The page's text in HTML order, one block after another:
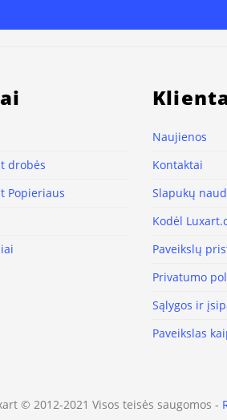
drobės
Popieriaus
Naujienos
Kontaktai
Slapukų
Kodėl
Paveikslų
Privatumo
Sąlygos ir
Paveikslas
© 2012-2021 Visos teisės saugomos -